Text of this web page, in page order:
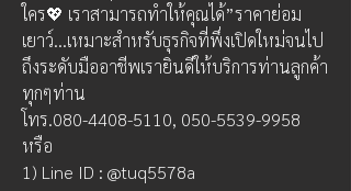
ใคร💖 เราสามารถทำให้คุณได้”ราคาย่อม
เยาว์...เหมาะสำหรับธุรกิจที่พึ่งเปิดใหม่จนไป
ถึงระดับมืออาชีพเรายินดีให้บริการท่านลูกค้า
ทุกๆท่าน
โทร.080-4408-5110, 050-5539-9958
หรือ
1) Line ID : @tuq5578a